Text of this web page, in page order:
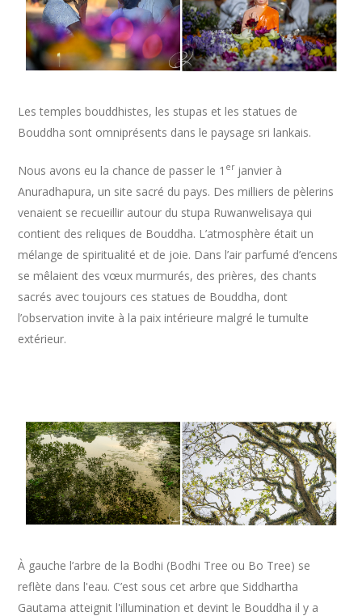
Les temples bouddhistes, les stupas et les statues de
Bouddha sont omniprésents dans le paysage sri lankais.
Nous avons eu la chance de passer le 1 erjanvier à
Anuradhapura, un site sacré du pays. Des milliers de pèlerins
venaient se recueillir autour du stupa Ruwanwelisaya qui
contient des reliques de Bouddha. L’atmosphère était un
mélange de spiritualité et de joie. Dans l’air parfumé d’encens
se mêlaient des vœux murmurés, des prières, des chants
sacrés avec toujours ces statues de Bouddha, dont
l’observation invite à la paix intérieure malgré le tumulte
extérieur.
À gauche l’arbre de la Bodhi (Bodhi Tree ou Bo Tree) se
reflète dans l'eau. C’est sous cet arbre que Siddhartha
Gautama atteignit l'illumination et devint le Bouddha il y a